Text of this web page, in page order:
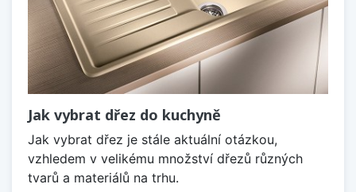
Jak vybrat dřez do kuchyně
Jak vybrat dřez je stále aktuální otázkou,
vzhledem v velikému množství dřezů různých
tvarů a materiálů na trhu.